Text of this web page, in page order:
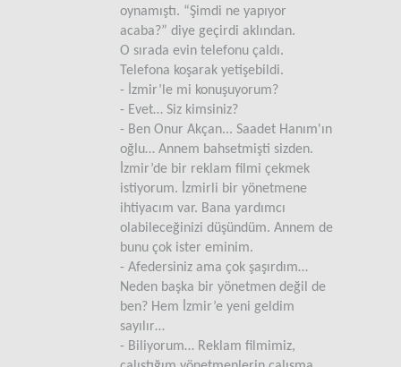
oynamıştı. “Şimdi ne yapıyor
acaba?” diye geçirdi aklından.
O sırada evin telefonu çaldı.
Telefona koşarak yetişebildi.
- İzmir’le mi konuşuyorum?
- Evet… Siz kimsiniz?
- Ben Onur Akçan... Saadet Hanım'ın
oğlu… Annem bahsetmişti sizden.
İzmir’de bir reklam filmi çekmek
istiyorum. İzmirli bir yönetmene
ihtiyacım var. Bana yardımcı
olabileceğinizi düşündüm. Annem de
bunu çok ister eminim.
- Afedersiniz ama çok şaşırdım…
Neden başka bir yönetmen değil de
ben? Hem İzmir’e yeni geldim
sayılır…
- Biliyorum… Reklam filmimiz,